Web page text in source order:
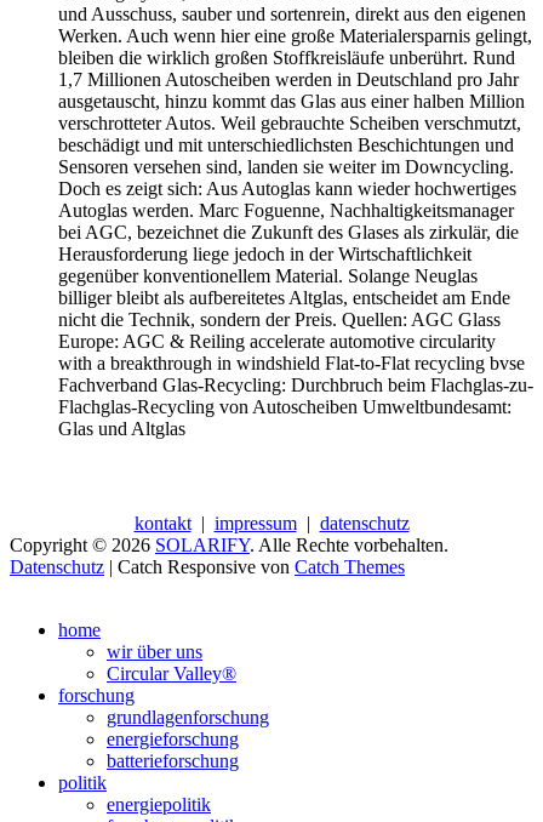
und Ausschuss, sauber und sortenrein, direkt aus den eigenen
Werken. Auch wenn hier eine große Materialersparnis gelingt,
bleiben die wirklich großen Stoffkreisläufe unberührt. Rund
1,7 Millionen Autoscheiben werden in Deutschland pro Jahr
ausgetauscht, hinzu kommt das Glas aus einer halben Million
verschrotteter Autos. Weil gebrauchte Scheiben verschmutzt,
beschädigt und mit unterschiedlichsten Beschichtungen und
Sensoren versehen sind, landen sie weiter im Downcycling.
Doch es zeigt sich: Aus Autoglas kann wieder hochwertiges
Autoglas werden. Marc Foguenne, Nachhaltigkeitsmanager
bei AGC, bezeichnet die Zukunft des Glases als zirkulär, die
Herausforderung liege jedoch in der Wirtschaftlichkeit
gegenüber konventionellem Material. Solange Neuglas
billiger bleibt als aufbereitetes Altglas, entscheidet am Ende
nicht die Technik, sondern der Preis. Quellen: AGC Glass
Europe: AGC & Reiling accelerate automotive circularity
with a breakthrough in windshield Flat-to-Flat recycling bvse
Fachverband Glas-Recycling: Durchbruch beim Flachglas-zu-
Flachglas-Recycling von Autoscheiben Umweltbundesamt:
Glas und Altglas
kontakt| impressum| datenschutz
Copyright © 2026 SOLARIFY. Alle Rechte vorbehalten.
Datenschutz | Catch Responsive von Catch Themes
oben
scrollen
home
wir über uns
Circular Valley®
forschung
grundlagenforschung
energieforschung
batterieforschung
politik
energiepolitik